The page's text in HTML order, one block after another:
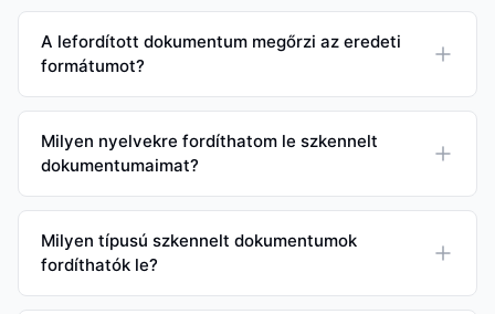
A lefordított dokumentum megőrzi az eredeti
formátumot?
Milyen nyelvekre fordíthatom le szkennelt
dokumentumaimat?
Milyen típusú szkennelt dokumentumok
fordíthatók le?